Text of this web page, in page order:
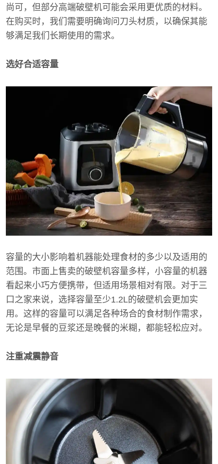
尚可，但部分高端破壁机可能会采用更优质的材料。
在购买时，我们需要明确询问刀头材质，以确保其能
够满足我们长期使用的需求。
选好合适容量
容量的大小影响着机器能处理食材的多少以及适用的
范围。市面上售卖的破壁机容量多样，小容量的机器
看起来小巧方便携带，但适用场景相对有限。对于三
口之家来说，选择容量至少1.2L的破壁机会更加实
用。这样的容量可以满足各种场合的食材制作需求，
无论是早餐的豆浆还是晚餐的米糊，都能轻松应对。
注重减震静音